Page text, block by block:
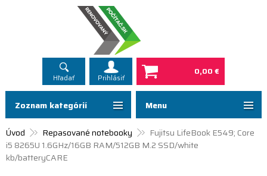
Hľadať Prihlásiť
0,00 €
Menu
Úvod Repasované notebooky
Fujitsu LifeBook E549; Core
i5 8265U 1.6GHz/16GB RAM/512GB M.2 SSD/white
kb/batteryCARE
Zoznam kategórií